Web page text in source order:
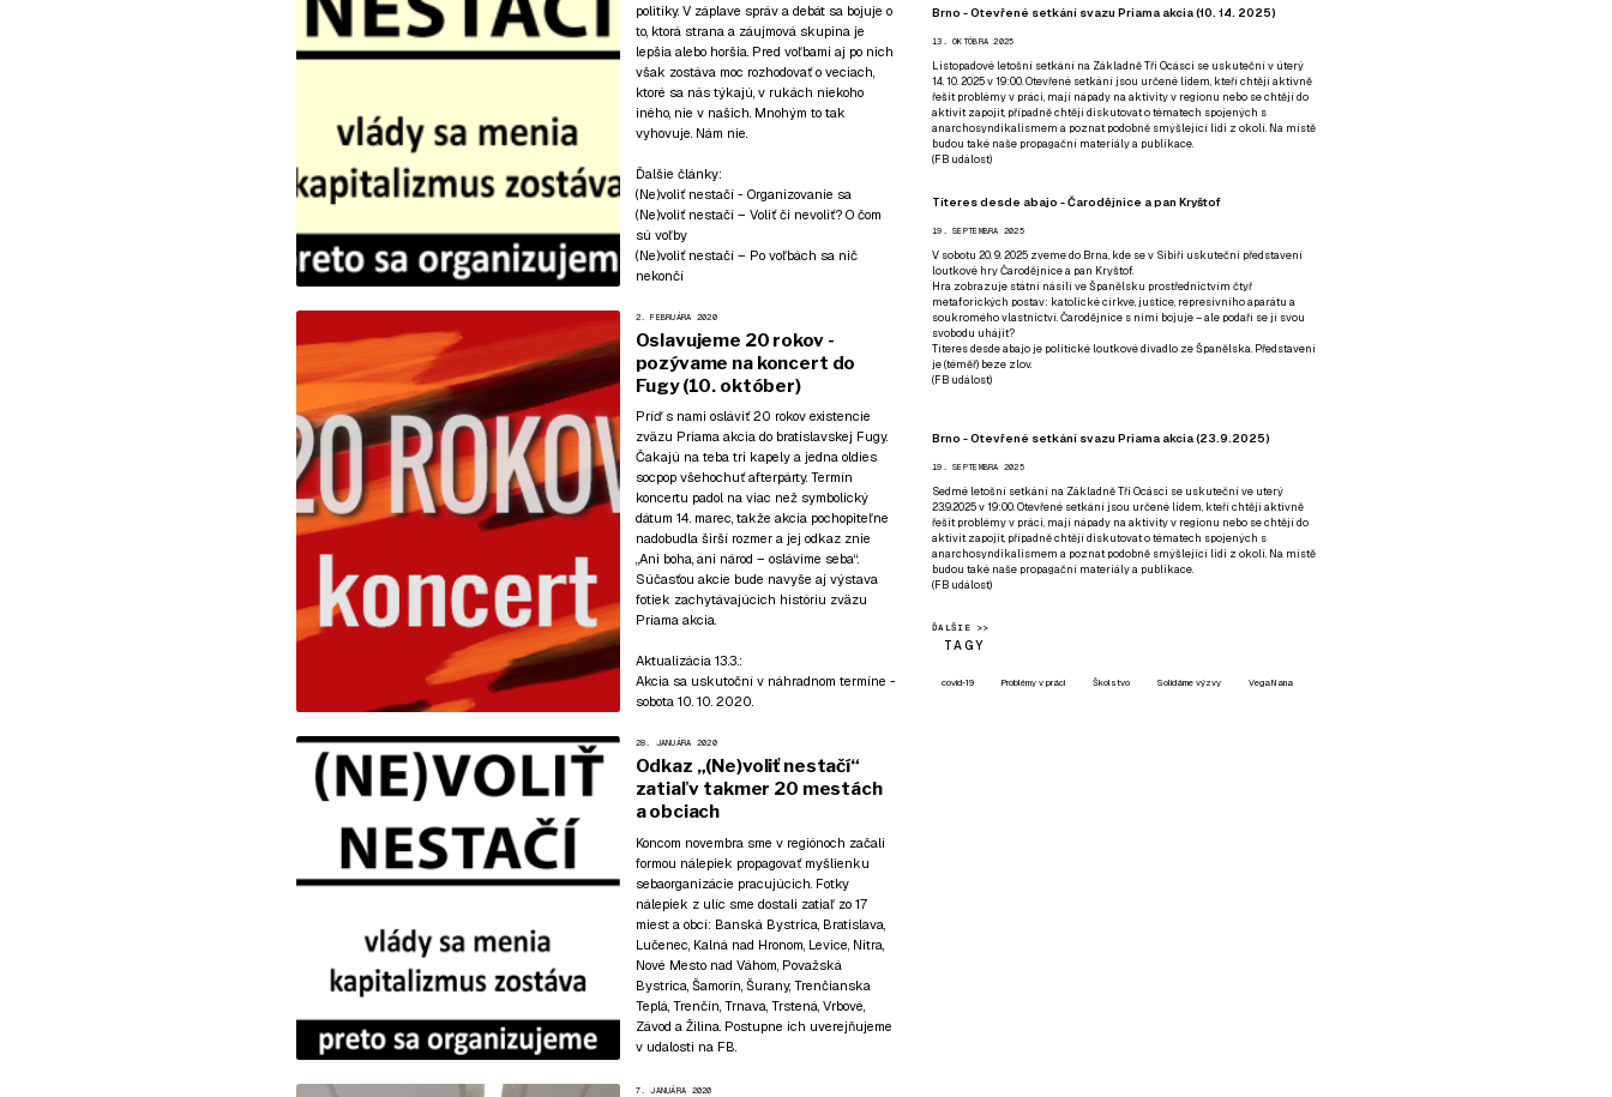
politiky. V záplave správ a debát sa bojuje o
to, ktorá strana a záujmová skupina je
lepšia alebo horšia. Pred voľbami aj po nich
však zostáva moc rozhodovať o veciach,
ktoré sa nás týkajú, v rukách niekoho
iného, nie v našich. Mnohým to tak
vyhovuje. Nám nie.
Ďalšie články:
(Ne)voliť nestačí - Organizovanie sa
(Ne)voliť nestačí – Voliť či nevoliť? O čom
sú voľby
(Ne)voliť nestačí – Po voľbách sa nič
nekončí
2. FEBRUÁRA 2020
Oslavujeme 20 rokov -
pozývame na koncert do
Fugy (10. október)
Príď s nami osláviť 20 rokov existencie
zväzu Priama akcia do bratislavskej Fugy.
Čakajú na teba tri kapely a jedna oldies
socpop všehochuť afterpárty. Termín
koncertu padol na viac než symbolický
dátum 14. marec, takže akcia pochopiteľne
nadobudla širší rozmer a jej odkaz znie
„Ani boha, ani národ – oslávime seba“.
Súčasťou akcie bude navyše aj výstava
fotiek zachytávajúcich históriu zväzu
Priama akcia.
Aktualizácia 13.3.:
Akcia sa uskutoční v náhradnom termíne -
sobota 10. 10. 2020.
28. JANUÁRA 2020
Odkaz „(Ne)voliť nestačí“
zatiaľ v takmer 20 mestách
a obciach
Koncom novembra sme v regiónoch začali
formou nálepiek propagovať myšlienku
sebaorganizácie pracujúcich. Fotky
nálepiek z ulíc sme dostali zatiaľ zo 17
miest a obcí: Banská Bystrica, Bratislava,
Lučenec, Kalná nad Hronom, Levice, Nitra,
Nové Mesto nad Váhom, Považská
Bystrica, Šamorín, Šurany, Trenčianska
Teplá, Trenčín, Trnava, Trstená, Vrbové,
Závod a Žilina. Postupne ich uverejňujeme
v udalosti na FB
7. JANUÁRA 2020
Brno - Otevřené setkání svazu Priama akcia (10. 14. 2025)
13. OKTÓBRA 2025
Listopadové letošní setkání na Základně Tři Ocásci se uskuteční v úterý
14. 10. 2025 v 19:00. Otevřené setkání jsou určené lidem, kteří chtějí aktivně
řešit problémy v práci, mají nápady na aktivity v regionu nebo se chtějí do
aktivit zapojit, případně chtějí diskutovat o tématech spojených s
anarchosyndikalismem a poznat podobně smýšlející lidi z okolí. Na místě
budou také naše propagační materiály a publikace.
(FB událost)
Títeres desde abajo - Čarodějnice a pan Kryštof
19. SEPTEMBRA 2025
V sobotu 20. 9. 2025 zveme do Brna, kde se v Sibiři uskuteční představení
loutkové hry Čarodějnice a pan Kryštof.
Hra zobrazuje státní násilí ve Španělsku prostřednictvím čtyř
metaforických postav: katolické církve, justice, represivního aparátu a
soukromého vlastnictví. Čarodějnice s nimi bojuje – ale podaří se jí svou
svobodu uhájit?
Títeres desde abajo je politické loutkové divadlo ze Španělska. Představení
je (téměř) beze zlov.
(FB událost)
Brno - Otevřené setkání svazu Priama akcia (23.9.2025)
19. SEPTEMBRA 2025
Sedmé letošní setkání na Základně Tři Ocásci se uskuteční ve uterý
23.9.2025 v 19:00. Otevřené setkání jsou určené lidem, kteří chtějí aktivně
řešit problémy v práci, mají nápady na aktivity v regionu nebo se chtějí do
aktivit zapojit, případně chtějí diskutovat o tématech spojených s
anarchosyndikalismem a poznat podobně smýšlející lidi z okolí. Na místě
budou také naše propagační materiály a publikace.
(FB událost)
ĎALŠIE >>
TAGY
covid-19 Problémy v práci Školstvo Solidárne výzvy VegaNana